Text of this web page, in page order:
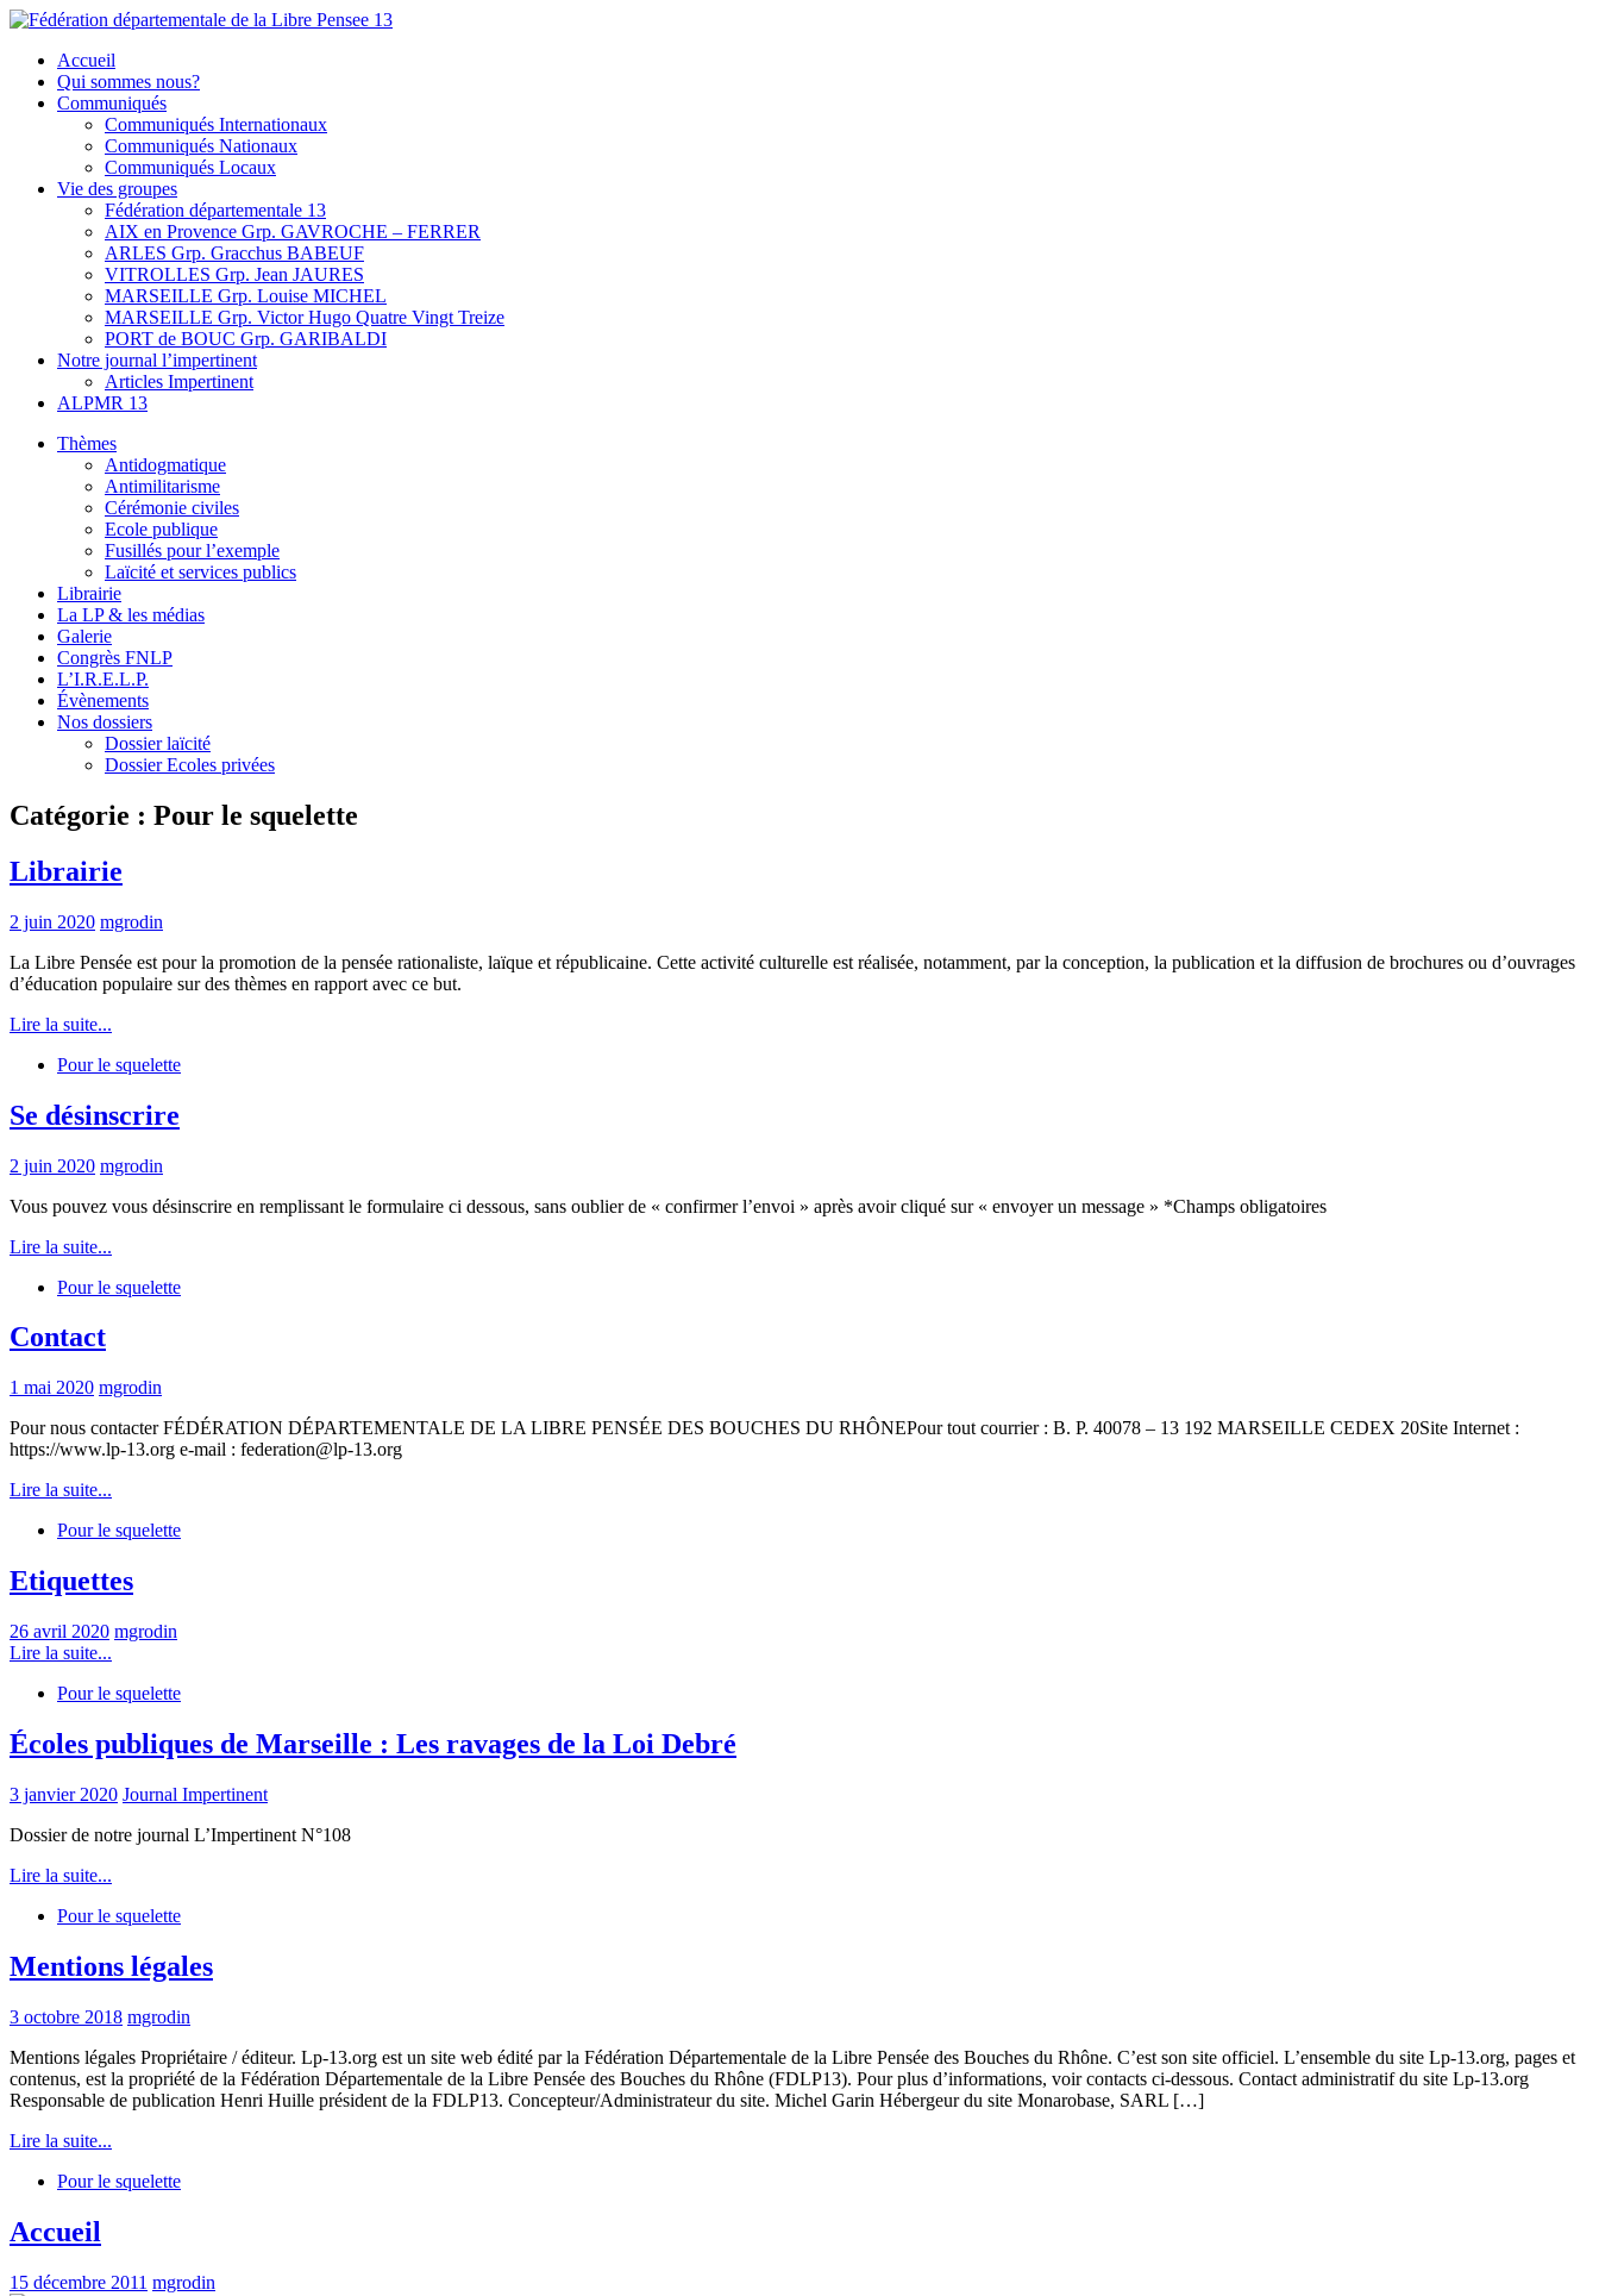
Skip
content
Fédération départementale de la Libre Pensee 13
Membre de la fédération Nationale de la Libre Pensée ni dieu ni maitre
Accueil
Qui sommes nous?
Communiqués
Communiqués Internationaux
Communiqués Nationaux
Communiqués Locaux
Vie des groupes
Fédération départementale 13
AIX en Provence Grp. GAVROCHE – FERRER
ARLES Grp. Gracchus BABEUF
VITROLLES Grp. Jean JAURES
MARSEILLE Grp. Louise MICHEL
MARSEILLE Grp. Victor Hugo Quatre Vingt Treize
PORT de BOUC Grp. GARIBALDI
Notre journal l’impertinent
Articles Impertinent
ALPMR 13
Thèmes
Antidogmatique
Antimilitarisme
Cérémonie civiles
Ecole publique
Fusillés pour l’exemple
Laïcité et services publics
Librairie
La LP & les médias
Galerie
Congrès FNLP
L’I.R.E.L.P.
Évènements
Nos dossiers
Dossier laïcité
Dossier Ecoles privées
Catégorie : Pour le squelette
Librairie
2 juin 2020 mgrodin
La Libre Pensée est pour la promotion de la pensée rationaliste, laïque et républicaine. Cette activité culturelle est réalisée, notamment, par la conception, la publication et la diffusion de brochures ou d’ouvrages
d’éducation populaire sur des thèmes en rapport avec ce but.
Lire la suite...
Pour le squelette
Se désinscrire
2 juin 2020 mgrodin
Vous pouvez vous désinscrire en remplissant le formulaire ci dessous, sans oublier de « confirmer l’envoi » après avoir cliqué sur « envoyer un message » *Champs obligatoires
Lire la suite...
Pour le squelette
Contact
1 mai 2020 mgrodin
Pour nous contacter FÉDÉRATION DÉPARTEMENTALE DE LA LIBRE PENSÉE DES BOUCHES DU RHÔNEPour tout courrier : B. P. 40078 – 13 192 MARSEILLE CEDEX 20Site Internet :
https://www.lp-13.org e-mail : federation@lp-13.org
Lire la suite...
Pour le squelette
Etiquettes
26 avril 2020 mgrodin
Lire la suite...
Pour le squelette
Écoles publiques de Marseille : Les ravages de la Loi Debré
3 janvier 2020 Journal Impertinent
Dossier de notre journal L’Impertinent N°108
Lire la suite...
Pour le squelette
Mentions légales
3 octobre 2018 mgrodin
Mentions légales Propriétaire / éditeur. Lp-13.org est un site web édité par la Fédération Départementale de la Libre Pensée des Bouches du Rhône. C’est son site officiel. L’ensemble du site Lp-13.org, pages et
contenus, est la propriété de la Fédération Départementale de la Libre Pensée des Bouches du Rhône (FDLP13). Pour plus d’informations, voir contacts ci-dessous. Contact administratif du site Lp-13.org
Responsable de publication Henri Huille président de la FDLP13. Concepteur/Administrateur du site. Michel Garin Hébergeur du site Monarobase, SARL […]
Lire la suite...
Pour le squelette
Accueil
15 décembre 2011 mgrodin